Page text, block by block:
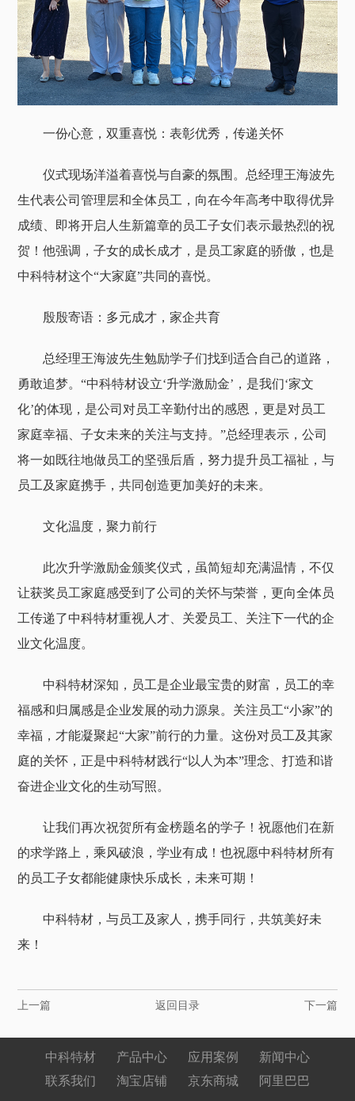
一份心意，双重喜悦：表彰优秀，传递关怀
仪式现场洋溢着喜悦与自豪的氛围。总经理王海波先
生代表公司管理层和全体员工，向在今年高考中取得优异
成绩、即将开启人生新篇章的员工子女们表示最热烈的祝
贺！他强调，子女的成长成才，是员工家庭的骄傲，也是
中科特材这个“大家庭”共同的喜悦。
殷殷寄语：多元成才，家企共育
总经理王海波先生勉励学子们找到适合自己的道路，
勇敢追梦。“中科特材设立‘升学激励金’，是我们‘家文
化’的体现，是公司对员工辛勤付出的感恩，更是对员工
家庭幸福、子女未来的关注与支持。”总经理表示，公司
将一如既往地做员工的坚强后盾，努力提升员工福祉，与
员工及家庭携手，共同创造更加美好的未来。
文化温度，聚力前行
此次升学激励金颁奖仪式，虽简短却充满温情，不仅
让获奖员工家庭感受到了公司的关怀与荣誉，更向全体员
工传递了中科特材重视人才、关爱员工、关注下一代的企
业文化温度。
中科特材深知，员工是企业最宝贵的财富，员工的幸
福感和归属感是企业发展的动力源泉。关注员工“小家”的
幸福，才能凝聚起“大家”前行的力量。这份对员工及其家
庭的关怀，正是中科特材践行“以人为本”理念、打造和谐
奋进企业文化的生动写照。
让我们再次祝贺所有金榜题名的学子！祝愿他们在新
的求学路上，乘风破浪，学业有成！也祝愿中科特材所有
的员工子女都能健康快乐成长，未来可期！
中科特材，与员工及家人，携手同行，共筑美好未
来！
上一篇 返回目录 下一篇
中科特材 产品中心 应用案例
新闻中心
联系我们
淘宝店铺 京东商城 阿里巴巴